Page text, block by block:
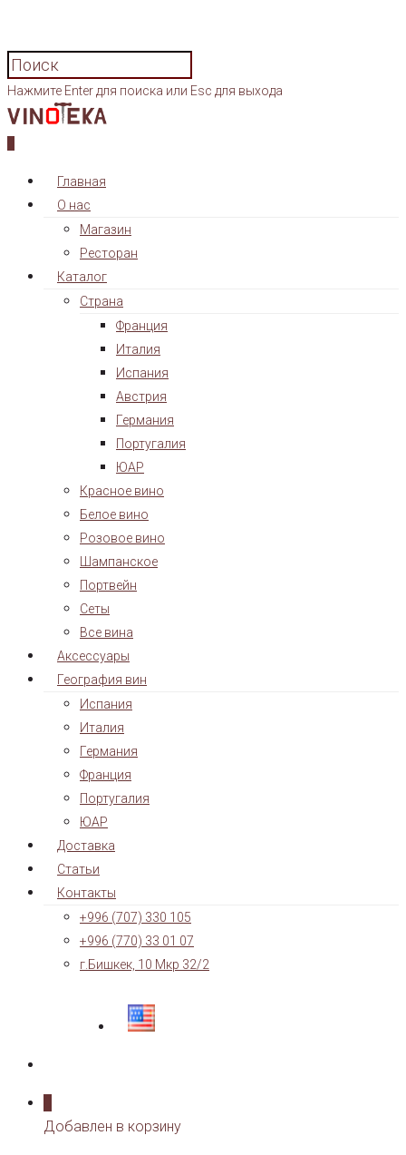
Нажмите Enter для поиска или Esc для выхода
Главная
О нас
Магазин
Ресторан
Каталог
Страна
Франция
Италия
Испания
Австрия
Германия
Португалия
ЮАР
Красное вино
Белое вино
Розовое вино
Шампанское
Портвейн
Сеты
Все вина
Аксессуары
География вин
Испания
Италия
Германия
Франция
Португалия
ЮАР
Доставка
Статьи
Контакты
+996 (707) 330 105
+996 (770) 33 01 07
г.Бишкек, 10 Мкр 32/2
Добавлен в корзину